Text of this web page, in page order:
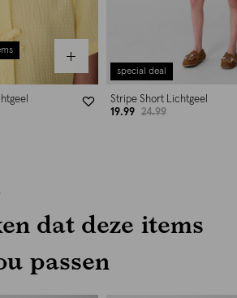
special deal
Stripe Short Lichtgeel
19.99
24.99
dat deze items
passen